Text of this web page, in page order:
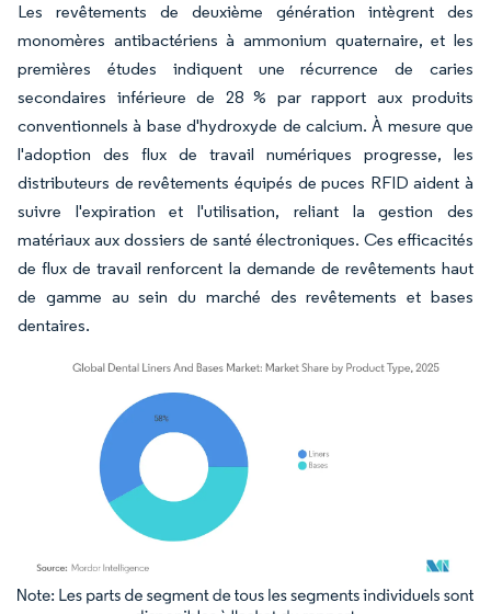
Les revêtements de deuxième génération intègrent des
monomères antibactériens à ammonium quaternaire, et les
premières études indiquent une récurrence de caries
secondaires inférieure de 28 % par rapport aux produits
conventionnels à base d'hydroxyde de calcium. À mesure que
l'adoption des flux de travail numériques progresse, les
distributeurs de revêtements équipés de puces RFID aident à
suivre l'expiration et l'utilisation, reliant la gestion des
matériaux aux dossiers de santé électroniques. Ces efficacités
de flux de travail renforcent la demande de revêtements haut
de gamme au sein du marché des revêtements et bases
dentaires.
Image © Mordor Intelligence. La réutilisation nécessite une attribution sous CC BY